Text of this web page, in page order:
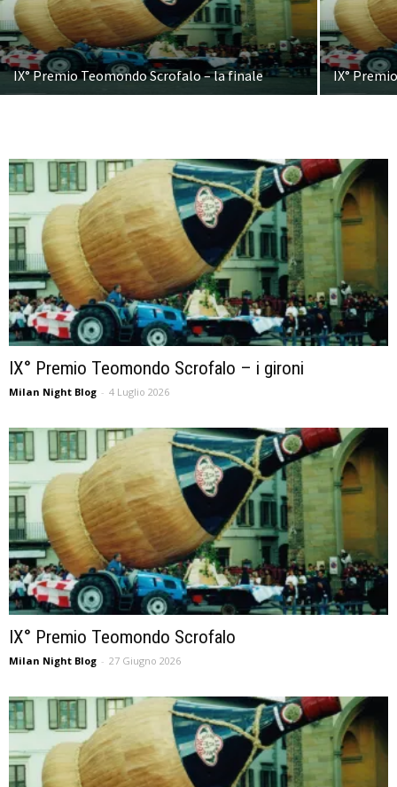
IX° Premio Teomondo Scrofalo – la finale IX°
IX° Premio Teomondo Scrofalo – i gironi
Milan Night Blog - 4 Luglio 2026
IX° Premio Teomondo Scrofalo
Milan Night Blog - 27 Giugno 2026